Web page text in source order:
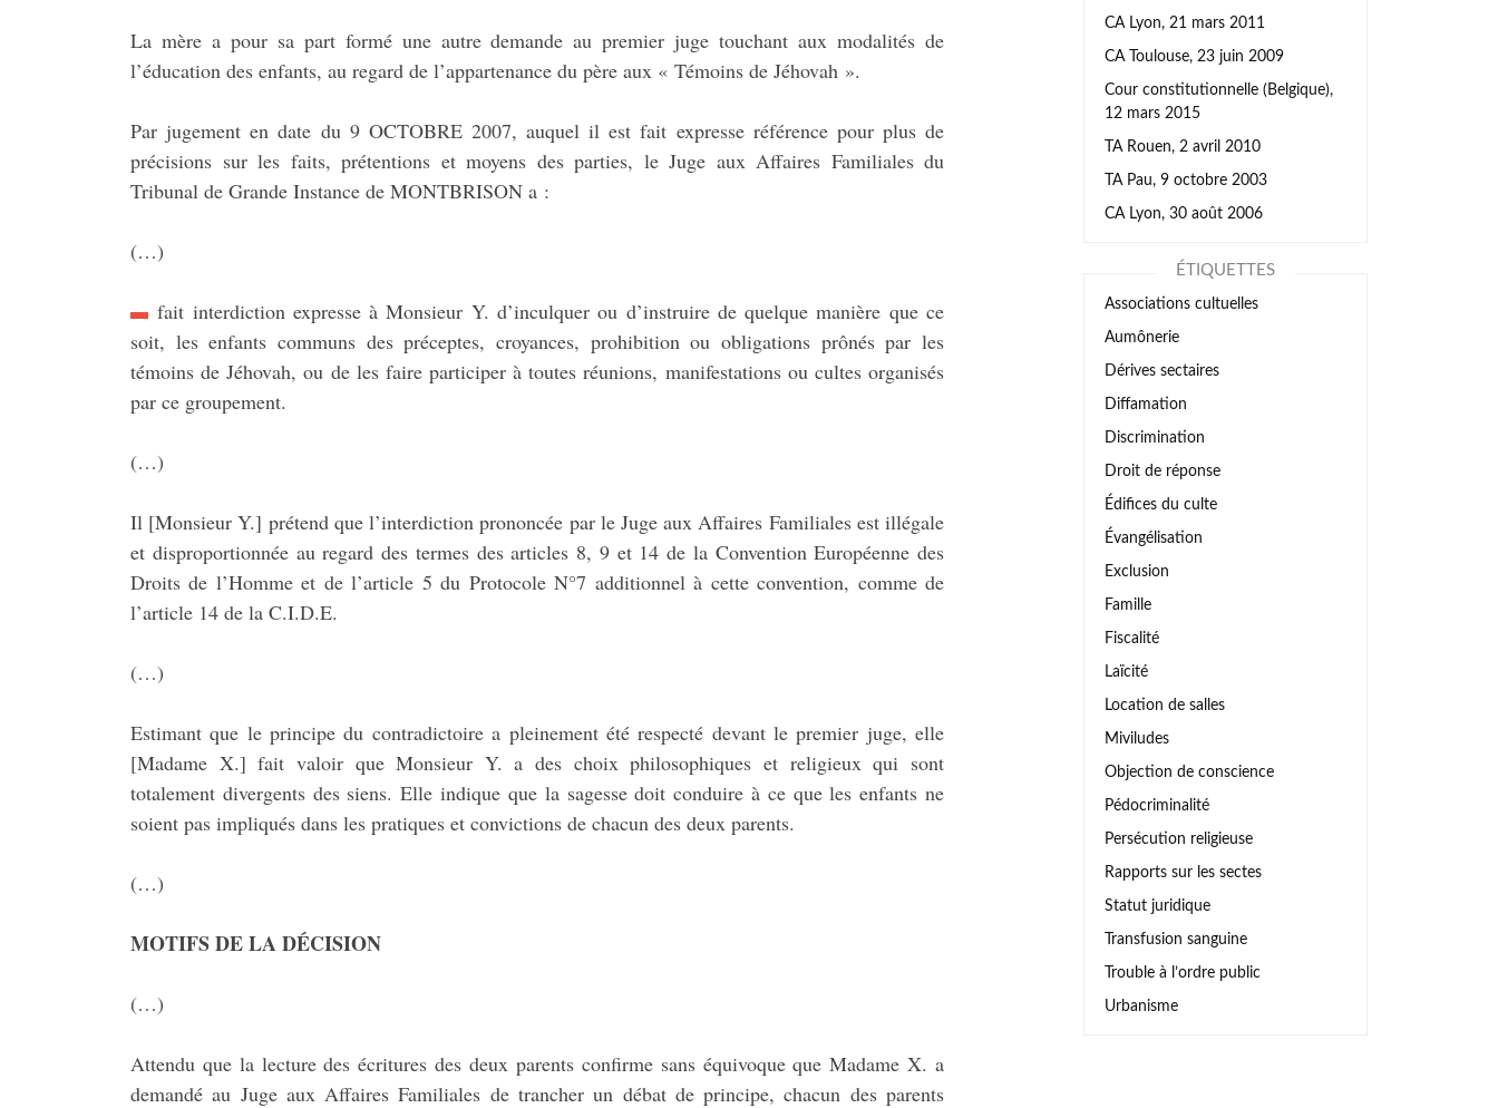
La mère a pour sa part formé une autre demande au premier juge touchant aux modalités de
l’éducation des enfants, au regard de l’appartenance du père aux « Témoins de Jéhovah ».
Par jugement en date du 9 OCTOBRE 2007, auquel il est fait expresse référence pour plus de
précisions sur les faits, prétentions et moyens des parties, le Juge aux Affaires Familiales du
Tribunal de Grande Instance de MONTBRISON a :
(…)
fait interdiction expresse à Monsieur Y. d’inculquer ou d’instruire de quelque manière que ce
soit, les enfants communs des préceptes, croyances, prohibition ou obligations prônés par les
témoins de Jéhovah, ou de les faire participer à toutes réunions, manifestations ou cultes organisés
par ce groupement.
(…)
Il [Monsieur Y.] prétend que l’interdiction prononcée par le Juge aux Affaires Familiales est illégale
et disproportionnée au regard des termes des articles 8, 9 et 14 de la Convention Européenne des
Droits de l’Homme et de l’article 5 du Protocole N°7 additionnel à cette convention, comme de
l’article 14 de la C.I.D.E.
(…)
Estimant que le principe du contradictoire a pleinement été respecté devant le premier juge, elle
[Madame X.] fait valoir que Monsieur Y. a des choix philosophiques et religieux qui sont
totalement divergents des siens. Elle indique que la sagesse doit conduire à ce que les enfants ne
soient pas impliqués dans les pratiques et convictions de chacun des deux parents.
(…)
MOTIFS DE LA DÉCISION
(…)
Attendu que la lecture des écritures des deux parents confirme sans équivoque que Madame X. a
demandé au Juge aux Affaires Familiales de trancher un débat de principe, chacun des parents
CA Lyon, 21 mars 2011
CA Toulouse, 23 juin 2009
Cour constitutionnelle (Belgique),
12 mars 2015
TA Rouen, 2 avril 2010
TA Pau, 9 octobre 2003
CA Lyon, 30 août 2006
ÉTIQUETTES
Associations cultuelles
Aumônerie
Dérives sectaires
Diffamation
Discrimination
Droit de réponse
Édifices du culte
Évangélisation
Exclusion
Famille
Fiscalité
Laïcité
Location de salles
Miviludes
Objection de conscience
Pédocriminalité
Persécution religieuse
Rapports sur les sectes
Statut juridique
Transfusion sanguine
Trouble à l’ordre public
Urbanisme